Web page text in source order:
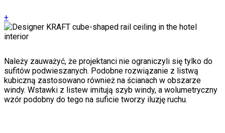
+
Należy zauważyć, że projektanci nie ograniczyli się tylko do
sufitów podwieszanych. Podobne rozwiązanie z listwą
kubiczną zastosowano również na ścianach w obszarze
windy. Wstawki z listew imitują szyb windy, a wolumetryczny
wzór podobny do tego na suficie tworzy iluzję ruchu.